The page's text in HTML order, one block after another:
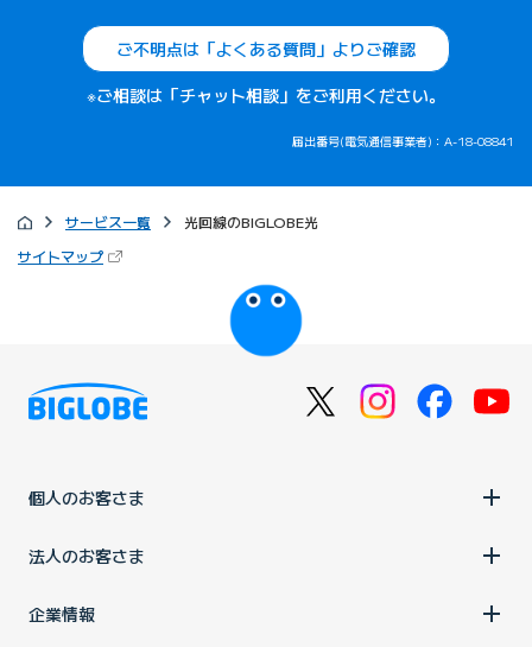
ご不明点は「よくある質問」よりご確認
※ご相談は「チャット相談」をご利用ください。
届出番号(電気通信事業者)：A-18-08841
サービス一覧
光回線のBIGLOBE光
サイトマップ（新しいタブで開きます）
びっぷるのページ
個人のお客さま
法人のお客さま
企業情報